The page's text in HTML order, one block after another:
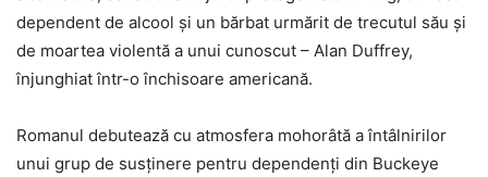
dependent de alcool și un bărbat urmărit de trecutul său și
de moartea violentă a unui cunoscut – Alan Duffrey,
înjunghiat într-o închisoare americană.
Romanul debutează cu atmosfera mohorâtă a întâlnirilor
unui grup de susținere pentru dependenți din Buckeye